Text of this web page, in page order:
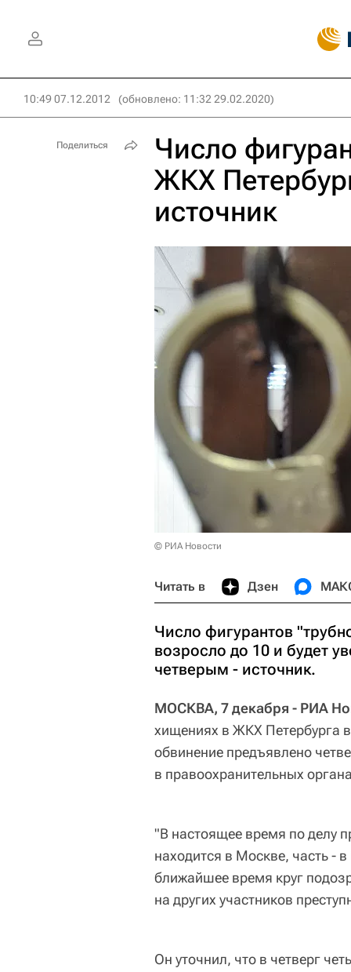
10:49 07.12.2012 (обновлено: 11:32 29.02.2020)
Число
ЖКХ
источник
© РИА Новости
Читать в Дзен
Число фигурантов
возросло до 10 и будет
четверым - источник.
МОСКВА, 7 декабря - РИА
хищениях в ЖКХ Петербурга
обвинение предъявлено
в правоохранительных
"В настоящее время по делу
находится в Москве, часть -
ближайшее время круг
на других участников
Он уточнил, что в четверг
Поделиться